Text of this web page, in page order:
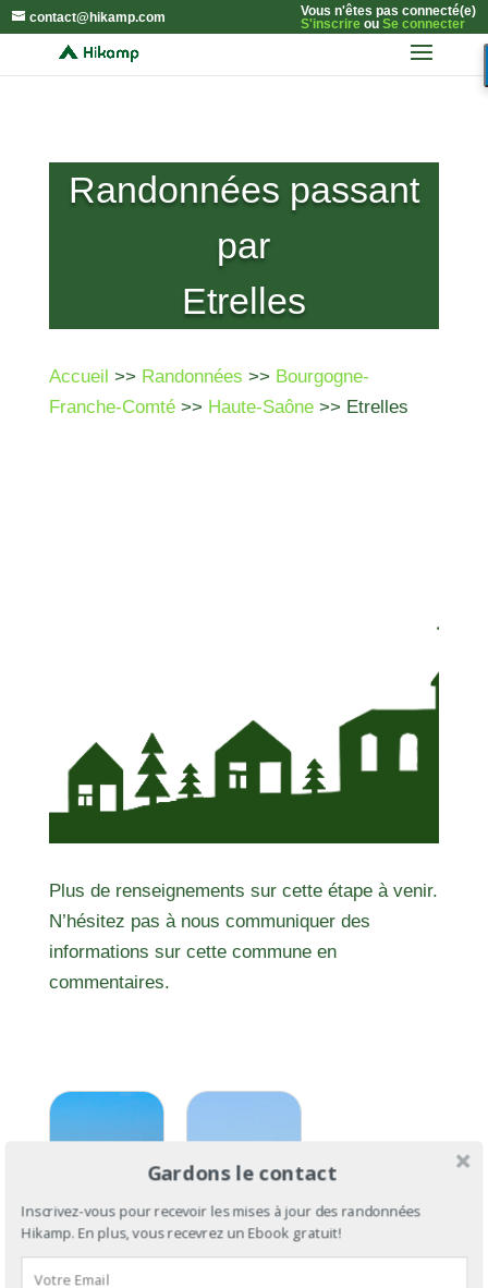
contact@hikamp.com
Vous n'êtes pas connecté(e)
S'inscrireou Se connecter
Randonnées passant
par
Etrelles
Accueil >> Randonnées >> Bourgogne-
Franche-Comté>> Haute-Saône>> Etrelles
Plus de renseignements sur cette étape à venir.
N’hésitez pas à nous communiquer des
informations sur cette commune en
commentaires.
Via
Gardons le contact
Inscrivez-vous pour recevoir les mises à jour des randonnées
Hikamp. En plus, vous recevrez un Ebook gratuit!